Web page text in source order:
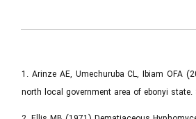
1. Arinze AE, Umechuruba CL, Ibiam OFA
north local government area of ebonyi